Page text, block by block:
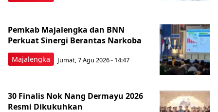
Majalengka
Pemkab Majalengka dan BNN
Perkuat Sinergi Berantas Narkoba
Jumat, 7 Agu 2026 - 14:47
30 Finalis Nok Nang Dermayu 2026
Resmi Dikukuhkan